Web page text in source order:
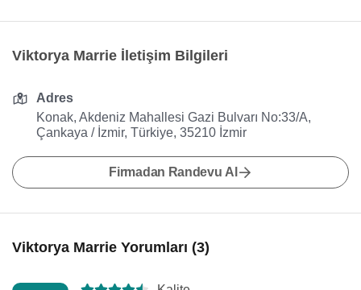
Viktorya Marrie İletişim Bilgileri
Adres
Konak, Akdeniz Mahallesi Gazi Bulvarı No:33/A,
Çankaya / İzmir, Türkiye, 35210 İzmir
Firmadan Randevu Al
Viktorya Marrie Yorumları (3)